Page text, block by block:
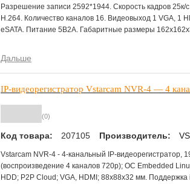
Разрешение записи 2592*1944. Скорость кадров
H.264. Количество каналов 16. Видеовыход 1 VGA, 1
eSATA. Питание 5В2А. Габаритные размеры
Дальше
IP-видеорегистратор Vstarcam NVR-4 — 4
(0)
Код товара: 207105 Производитель:
Vstarcam NVR-4 - 4-канальный IP-видеорегистратор,
(воспроизведение 4 каналов 720р); ОС Embedded
HDD; P2P Cloud; VGA, HDMI; 88x88x32 мм.